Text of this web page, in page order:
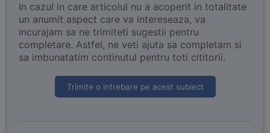
In cazul in care articolul nu a acoperit in totalitate
un anumit aspect care va intereseaza, va
incurajam sa ne trimiteti sugestii pentru
completare. Astfel, ne veti ajuta sa completam si
sa imbunatatim continutul pentru toti cititorii.
Trimite o intrebare pe acest subiect